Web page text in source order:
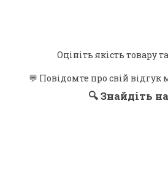
Оцініть якість товару
💬 Повідомте про свій
🔍Знайдіть